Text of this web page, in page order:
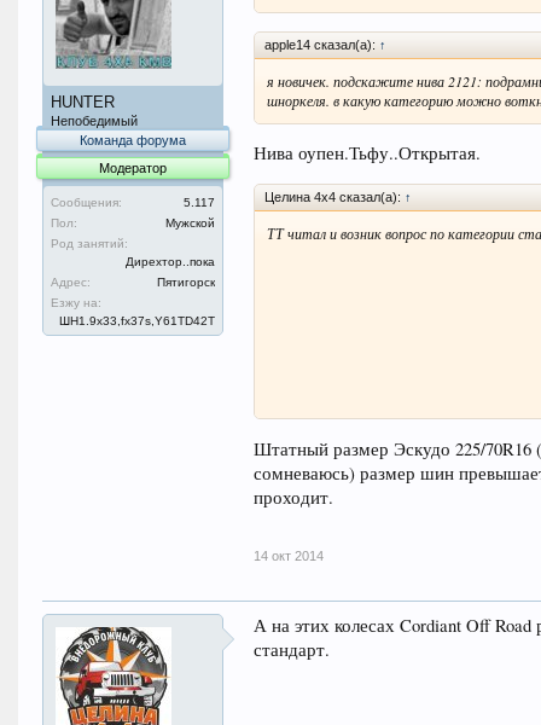
HUNTER
Непобедимый
Команда форума
Модератор
Сообщения:
5.117
Пол:
Мужской
Род занятий:
Дирехтор..пока
Адрес:
Пятигорск
Езжу на:
ШН1.9x33,fx37s,Y61TD42T
apple14 сказал(а): ↑
я новичек. подскажите нива 2121:
шноркеля. в какую категорию можно
Нива оупен.Тьфу..Открытая.
Целина 4х4 сказал(а): ↑
ТТ читал и возник вопрос по категории
размер 30x9.5 R15 и сам вопрос: в
Штатный размер Эскудо 225/70R16
сомневаюсь) размер шин
проходит.
14 окт 2014
А на этих колесах Cordiant Off
стандарт.